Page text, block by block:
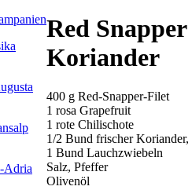
Adria
Red
Koriander
400 g Red-Snapper-Filet
1 rosa Grapefruit
1 rote Chilischote
1/2 Bund frischer Koriander,
1 Bund Lauchzwiebeln
Salz, Pfeffer
Olivenöl